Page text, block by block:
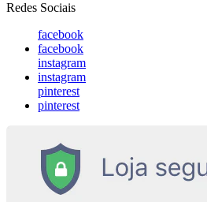
Redes Sociais
facebook
facebook
instagram
instagram
pinterest
pinterest